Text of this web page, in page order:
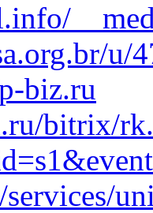
u/
biz.ru
bitrix/